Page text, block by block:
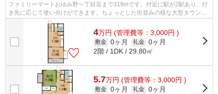
ファミリーマートおゆみ野一丁目店まで319mです。付近に駅が2駅あり、行
き先に応じて使い分けができます。ちょっとした街並みの様な大型タウン内
の物件になります。株式会社ネイティブ...
4万円 (管理費等：3,000円 )
敷金 0ヶ月 礼金 0ヶ月
2階 / 1DK / 29.80㎡
5.7万円 (管理費等：3,000円 )
敷金 0ヶ月 礼金 0ヶ月